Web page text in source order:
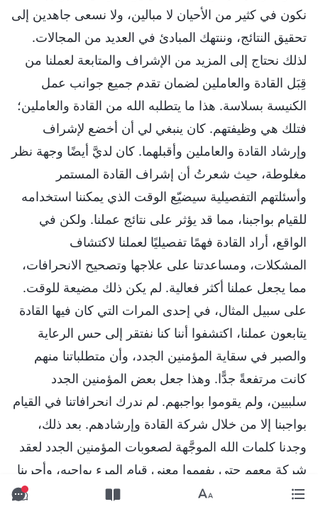
نكون في كثير من الأحيان لا مبالين، ولا نسعى جاهدين إلى
تحقيق النتائج، وننتهك المبادئ في العديد من المجالات.
لذلك نحتاج إلى المزيد من الإشراف والمتابعة لعملنا من
قِبَل القادة والعاملين لضمان تقدم جميع جوانب عمل
الكنيسة بسلاسة. هذا ما يتطلبه الله من القادة والعاملين؛
فتلك هي وظيفتهم. كان ينبغي لي أن أخضع لإشراف
وإرشاد القادة والعاملين وأقبلهما. كان لديَّ أيضًا وجهة نظر
مغلوطة، حيث شعرتُ أن إشراف القادة المستمر
وأسئلتهم التفصيلية سيضيّع الوقت الذي يمكننا استخدامه
للقيام بواجبنا، مما قد يؤثر على نتائج عملنا. ولكن في
الواقع، أراد القادة فهمًا تفصيليًا لعملنا لاكتشاف
المشكلات، ومساعدتنا على علاجها وتصحيح الانحرافات،
مما يجعل عملنا أكثر فعالية. لم يكن ذلك مضيعة للوقت.
على سبيل المثال، في إحدى المرات التي كان فيها القادة
يتابعون عملنا، اكتشفوا أننا كنا نفتقر إلى حس الرعاية
والصبر في سقاية المؤمنين الجدد، وأن متطلباتنا منهم
كانت مرتفعةً جدًّا. وهذا جعل بعض المؤمنين الجدد
سلبيين، ولم يقوموا بواجبهم. لم ندرك انحرافاتنا في القيام
بواجبنا إلا من خلال شركة القادة وإرشادهم. بعد ذلك،
وجدنا كلمات الله الموجَّهة لصعوبات المؤمنين الجدد لعقد
شركة معهم حتى يفهموا معنى قيام المرء بواجبه، وأجرينا
ترتيبات معقولة لواجباتهم بناءً على قامتهم الفعلية. بعد